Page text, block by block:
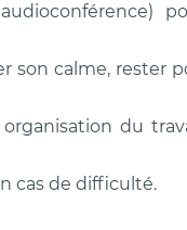
son calme, rester
du
cas de difficulté.